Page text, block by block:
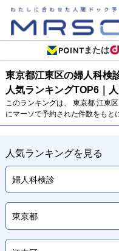
または
東京都江東区の婦人科検
人気ランキングTOP6｜
このランキングは、 東京都 江東
にマーソで予約された件数をもと
人気ランキングを見る